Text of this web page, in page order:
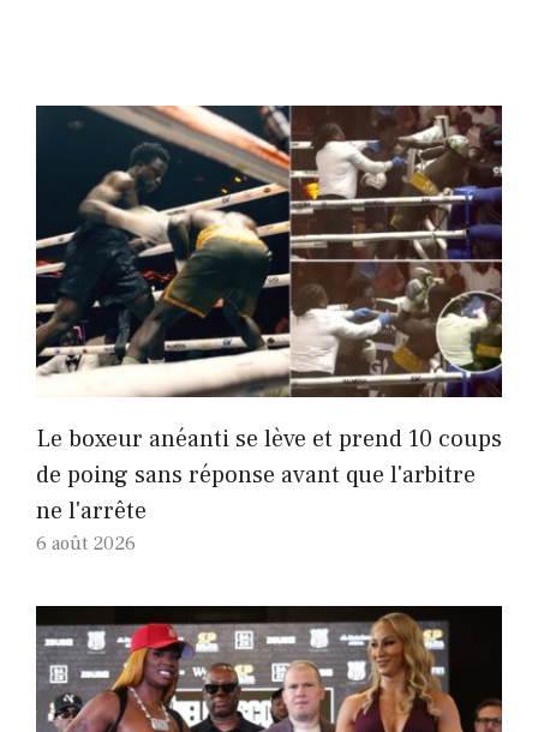
Le boxeur anéanti se lève et prend 10 coups
de poing sans réponse avant que l'arbitre
ne l'arrête
6 août 2026